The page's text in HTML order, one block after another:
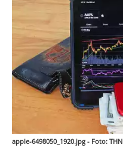
apple-6498050_1920.jpg - Foto: THN